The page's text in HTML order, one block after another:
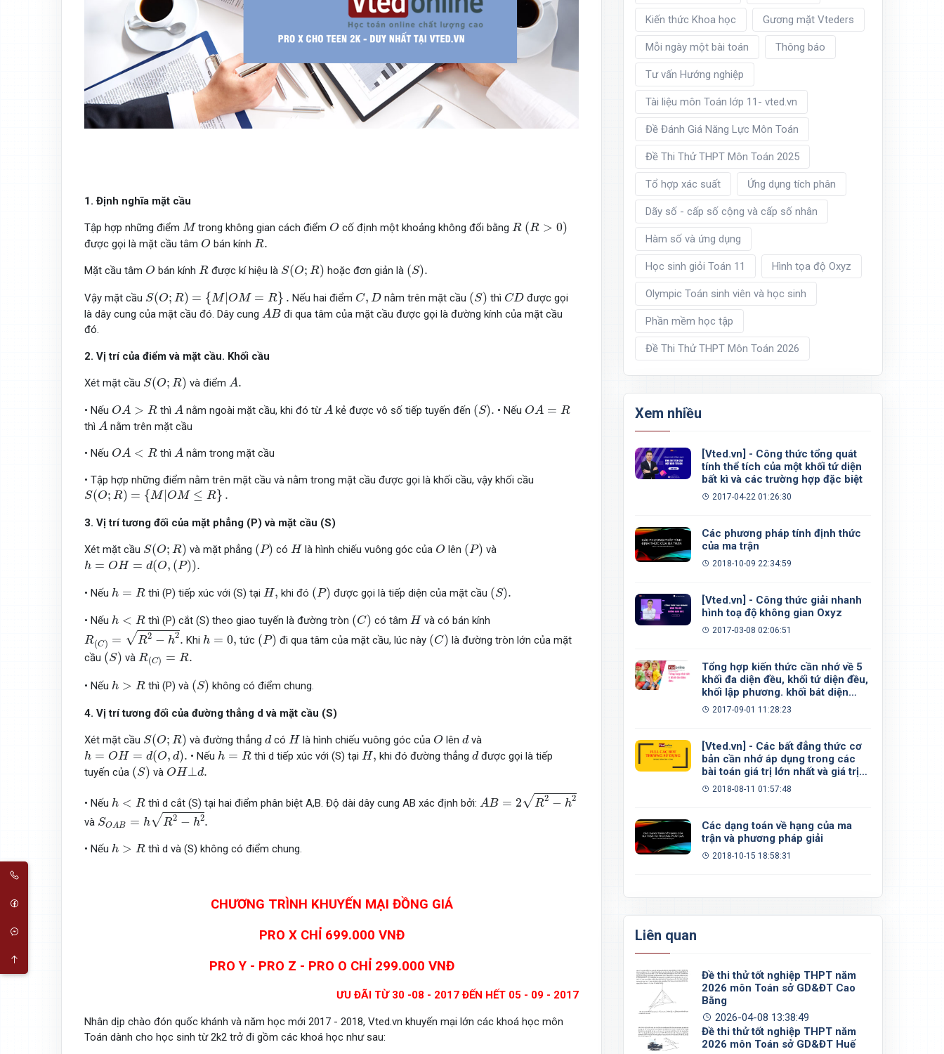
1. Định nghĩa mặt cầu
Tập hợp những điểm M
Mtrong không gian cách điểm O
O cố định một khoảng không đổi bằngR (R > 0)
R (R> 0
được gọi là mặt cầu tâm O
O bán kính R.
R.
Mặt cầu tâm O
O bán kính R
R được kí hiệu là S(O; R)
S(O; ) hoặc đơn giản là (S).
(S).
Vậy mặt cầu S(O; R) = {M|OM = R} .
S(O; )={ OM=R}. Nếu hai điểm C, D
C, D nằm trên mặt cầu (S)
(S) thì CD
CD được gọi
là dây cung của mặt cầu đó. Dây cung AB
A B đi qua tâm của mặt cầu được gọi là đường kính của mặt cầu
đó.
2. Vị trí của điểm và mặt cầu. Khối cầu
Xét mặt cầu S(O; R)
S(O; ) và điểm A.
A.
• Nếu OA > R
OA> R thì A
Anằm ngoài mặt cầu, khi đó từA
Akẻ được vô số tiếp tuyến đến (S).
(S). • Nếu OA = R
OA=
thì A
A nằm trên mặt cầu
• Nếu OA < R
OA< R thì A
Anằm trong mặt cầu
• Tập hợp những điểm nằm trên mặt cầu và nằm trong mặt cầu được gọi là khối cầu, vậy khối cầu
S(O; R) = {M| OM ≤ R} .
S(O; )={ OM≤R}.
3. Vị trí tương đối của mặt phẳng (P) và mặt cầu (S)
Xét mặt cầu S(O; R)
S(O; ) và mặt phẳng (P)
(P) cóH
H là hình chiếu vuông góc của O
O lên (P)
(P) và
h = OH = d(O, (P)).
h H=d( P)).
• Nếu h = R
h thì (P) tiếp xúc với (S) tại H,
H, khi đó (P)
(P) được gọi là tiếp diện của mặt cầu (S).
(S).
• Nếu h < R
h R thì (P) cắt (S) theo giao tuyến là đường tròn (C)
(C) có tâm H
H và có bán kính
R(C) = √R2 − h2.
−h2.
Khi h = 0,
h =0 tức (P)
(P) đi qua tâm của mặt cầu, lúc này (C)
(C)
là đường tròn lớn của mặt
cầu (S)
(S) và R(C) = R.
R(
• Nếu h > R
h >R thì (P) và (S)
(S) không có điểm chung.
4. Vị trí tương đối của đường thẳng d và mặt cầu (S)
Xét mặt cầu S(O; R)
S(O; ) và đường thẳng d
dcó H
H là hình chiếu vuông góc của O
Olên d
dvà
h = OH = d(O, d).
h H=d( ). • Nếu h = R
h thì d tiếp xúc với (S) tại H,
H, khi đó đường thẳng d
dđược gọi là tiếp
tuyến của (S)
(S) và OH⊥d.
OH⊥ .
• Nếu h < R
h R thì d cắt (S) tại hai điểm phân biệt A,B. Độ dài dây cung AB xác định bởi: AB = 2√R2 − h2
h2
và SOAB = h√R2 − h2.
SOA B= hR2−h2.
• Nếu h > R
h >R thì d và (S) không có điểm chung.
CHƯƠNG TRÌNH KHUYẾN MẠI ĐỒNG GIÁ
PRO X CHỈ 699.000 VNĐ
PRO Y - PRO Z - PRO O CHỈ 299.000 VNĐ
ƯU ĐÃI TỪ 30 -08 - 2017 ĐẾN HẾT 05 - 09 - 2017
Nhân dịp chào đón quốc khánh và năm học mới 2017 - 2018, Vted.vn khuyến mại lớn các khoá học môn
Toán dành cho học sinh từ 2k2 trở đi gồm các khoá học như sau:
Kiến thức Khoa học Gương mặt Vteders
Mỗi ngày một bài toán Thông báo
Tư vấn Hướng nghiệp
Tài liệu môn Toán lớp 11- vted.vn
Đề Đánh Giá Năng Lực Môn Toán
Đề Thi Thử THPT Môn Toán 2025
Tổ hợp xác suất Ứng dụng tích phân
Dãy số - cấp số cộng và cấp số nhân
Hàm số và ứng dụng
Học sinh giỏi Toán 11 Hình tọa độ Oxyz
Olympic Toán sinh viên và học sinh
Phần mềm học tập
Đề Thi Thử THPT Môn Toán 2026
Xem nhiều
[Vted.vn] - Công thức tổng quát
tính thể tích của một khối tứ diện
bất kì và các trường hợp đặc biệt
2017-04-22 01:26:30
Các phương pháp tính định thức
của ma trận
2018-10-09 22:34:59
[Vted.vn] - Công thức giải nhanh
hình toạ độ không gian Oxyz
2017-03-08 02:06:51
Tổng hợp kiến thức cần nhớ về 5
khối đa diện đều, khối tứ diện đều,
khối lập phương. khối bát diện
đều, khối 12 mặt đều, khối 20 mặt
2017-09-01 11:28:23
[Vted.vn] - Các bất đẳng thức cơ
bản cần nhớ áp dụng trong các
bài toán giá trị lớn nhất và giá trị
nhỏ nhất
2018-08-11 01:57:48
Các dạng toán về hạng của ma
trận và phương pháp giải
2018-10-15 18:58:31
Liên quan
Đề thi thử tốt nghiệp THPT năm
2026 môn Toán sở GD&ĐT Cao
Bằng
2026-04-08 13:38:49
Đề thi thử tốt nghiệp THPT năm
2026 môn Toán sở GD&ĐT Huế